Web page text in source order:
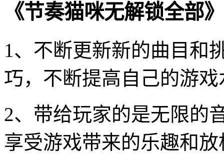
《节奏猫咪无解锁全部
1、不断更新新的曲目和
巧，不断提高自己的游戏
2、带给玩家的是无限的
享受游戏带来的乐趣和放